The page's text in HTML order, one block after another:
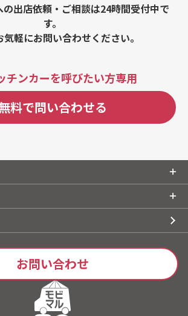
出店依頼・ご相談は24時間受付中で
す。
気軽にお問い合わせください。
チンカーを呼びたい方専用
料で問い合わせる
お問い合わせ